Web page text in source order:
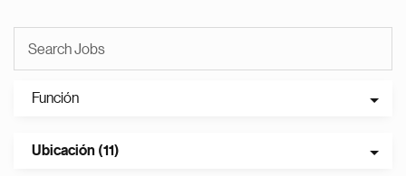
Función
Ubicación (11)